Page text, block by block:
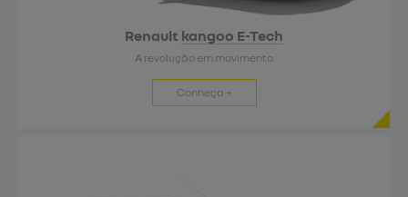
Renault kangoo E-Tech
A revolução em movimento
Conheça +